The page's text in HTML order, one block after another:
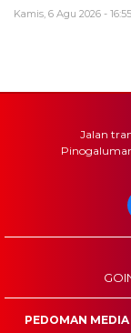
Kamis, 6 Agu 2026 - 16:55
Jalan
PEDOMAN MEDIA